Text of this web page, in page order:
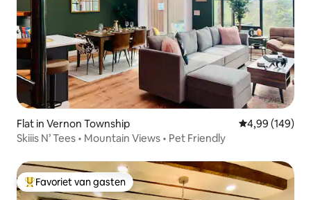
Flat in Vernon Township Gemiddelde
4,99 (149)
Skiiis N’ Tees • Mountain Views • Pet Friendly
Topfavoriet van gasten
Favoriet van gasten